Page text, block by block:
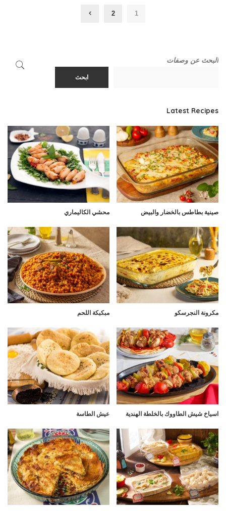
1
2
البحث عن وصفات
ابحث
Latest Recipes
صينية بطاطس بالخضار والبيض محشي الكاليماري
مكرونة النجرسكو مبكبكة اللحم
اسياخ شيش الطاووك بالخلطة الهندية عيش الطاسة